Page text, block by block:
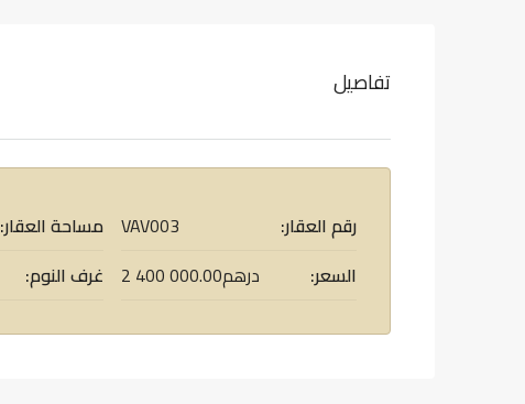
تفاصيل
رقم العقار:
VAV003
السعر:
2 400 000.00درهم
مساحة العقار:
غرف النوم: